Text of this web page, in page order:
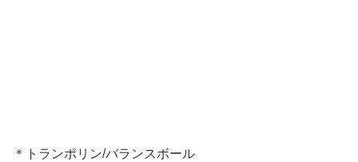
＊トランポリン/バランスボール